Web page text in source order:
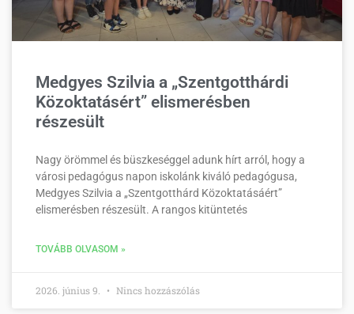
Medgyes Szilvia a „Szentgotthárdi
Közoktatásért” elismerésben
részesült
Nagy örömmel és büszkeséggel adunk hírt arról, hogy a
városi pedagógus napon iskolánk kiváló pedagógusa,
Medgyes Szilvia a „Szentgotthárd Közoktatásáért”
elismerésben részesült. A rangos kitüntetés
TOVÁBB OLVASOM »
2026. június 9. Nincs hozzászólás